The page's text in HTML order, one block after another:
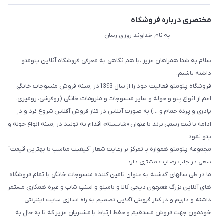
مختصری درباره فروشگاه
به نام خداوند روزی رسان
سلام به شما همراهان عزیز ،با هم نگاهی به معرفی فروشگاه آنلاین پتومتو
داشته باشیم.
فروشگاه پتومتو فعالیت خود را از سال 1393در زمینه فروش منسوجات خانگی
اعم از انواع پتو و حوله و سایر منسوجات و ملزومات خانگی (روفرشی، رومیزی،
پادری و پرده حمام و ...) به صورت آنلاین در کنار فروش آفلاین شروع کرد و در
ادامه با ثبت رسمی برند با عنوان «شایسته» اقدام به تولید در زمینه انواع حوله و
پتو نمود.
مجموعه پتومتو همواره با تمرکز بر رعایت شعار "کیفیت مناسب با بهترین قیمت"
سعی در جلب رضایت مشتری دارد.
ما در طی سالهای گذشته به عنوان تامین کننده منسوجات خانگی با تمام فروشگاه
های آنلاین بزرگ همچون دیجی کالا و بامیلو و اسنپ شاپ و غیره همکاری مستمر
داشته و داریم و در کنار فروش آفلاین تصمیم به راه اندازی سایت اینترنتی
خودمون جهت فروش مستقیم و حفظ ارتباط با مشتریان عزیز که تا به حال به